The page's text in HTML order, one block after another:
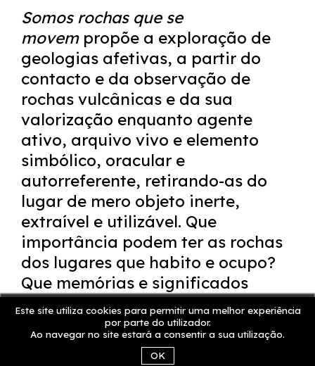
Este site utiliza cookies para permitir uma melhor experiência
por parte do utilizador.
Ao navegar no site estará a consentir a sua utilização.
OK
Somos rochas que se
movem propõe a exploração de
geologias afetivas, a partir do
contacto e da observação de
rochas vulcânicas e da sua
valorização enquanto agente
ativo, arquivo vivo e elemento
simbólico, oracular e
autorreferente, retirando-as do
lugar de mero objeto inerte,
extraível e utilizável. Que
importância podem ter as rochas
dos lugares que habito e ocupo?
Que memórias e significados
estão nelas guardados à espera
de serem acolhidos? E que novos
mapas podem gerar?